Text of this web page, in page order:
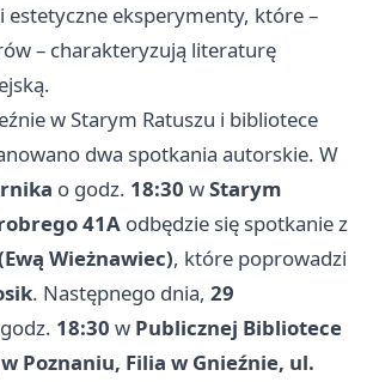
estetyczne eksperymenty, które –
– charakteryzują literaturę
w Starym Ratuszu i bibliotece
dwa spotkania autorskie. W
o godz. 18:30 wStarym
41A odbędzie się spotkanie z
Wieżnawiec), które poprowadzi
. Następnego dnia, 29
18:30 w Publicznej Bibliotece
Poznaniu, Filia w Gnieźnie, ul.